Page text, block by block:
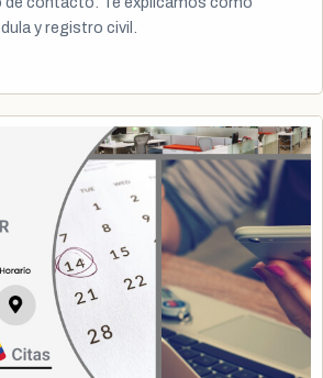
y registro civil.